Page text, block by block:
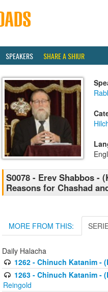
SPEAKERS SHARE A SHIUR
S0078 - Erev Shabbos -
Reasons for Chashad
MORE FROM THIS:
Daily Halacha
1262 - Chinuch Katanim -
1263 - Chinuch Katanim -
Reingold